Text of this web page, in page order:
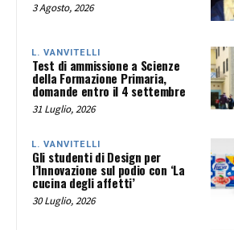
3 Agosto, 2026
L. VANVITELLI
Test di ammissione a Scienze
della Formazione Primaria,
domande entro il 4 settembre
31 Luglio, 2026
L. VANVITELLI
Gli studenti di Design per
l’Innovazione sul podio con ‘La
cucina degli affetti’
30 Luglio, 2026